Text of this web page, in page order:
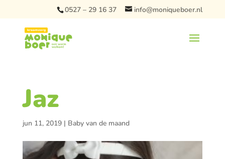
0527 – 29 16 37 info@moniqueboer.nl
Jaz
jun 11, 2019| Baby van de maand